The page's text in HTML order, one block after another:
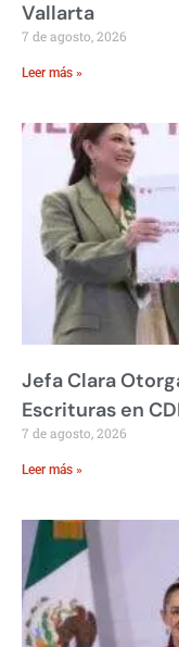
Vallarta
7 de agosto, 2026
Leer más »
Jefa Clara
Escrituras en
7 de agosto, 2026
Leer más »